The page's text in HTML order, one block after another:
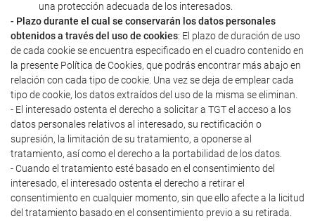
una protección adecuada de los interesados.
- Plazo durante el cual se conservarán los datos personales
obtenidos a través del uso de cookies: El plazo de duración de uso
de cada cookie se encuentra especificado en el cuadro contenido en
la presente Política de Cookies, que podrás encontrar más abajo en
relación con cada tipo de cookie. Una vez se deja de emplear cada
tipo de cookie, los datos extraídos del uso de la misma se eliminan.
- El interesado ostenta el derecho a solicitar a TGT el acceso a los
datos personales relativos al interesado, su rectificación o
supresión, la limitación de su tratamiento, a oponerse al
tratamiento, así como el derecho a la portabilidad de los datos.
- Cuando el tratamiento esté basado en el consentimiento del
interesado, el interesado ostenta el derecho a retirar el
consentimiento en cualquier momento, sin que ello afecte a la licitud
del tratamiento basado en el consentimiento previo a su retirada.